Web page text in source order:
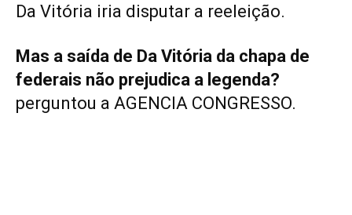
Da Vitória iria disputar a reeleição.
Mas a saída de Da Vitória da chapa de
federais não prejudica a legenda?
perguntou a AGENCIA CONGRESSO.